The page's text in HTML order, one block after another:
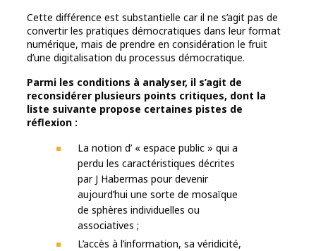
Cette différence est substantielle car il ne s’agit pas de
convertir les pratiques démocratiques dans leur format
numérique, mais de prendre en considération le fruit
d’une digitalisation du processus démocratique.
Parmi les conditions à analyser, il s’agit de
reconsidérer plusieurs points critiques, dont la
liste suivante propose certaines pistes de
réflexion :
La notion d’ « espace public » qui a
perdu les caractéristiques décrites
par J Habermas pour devenir
aujourd’hui une sorte de mosaïque
de sphères individuelles ou
associatives ;
L’accès à l’information, sa véridicité,